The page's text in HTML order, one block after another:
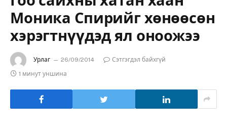
Моника Спирийг хөнөөсөн
хэрэгтнүүдэд ял оноожээ
Урлаг 26/09/2014
Сэтгэгдэл байхгүй
1 минут уншина